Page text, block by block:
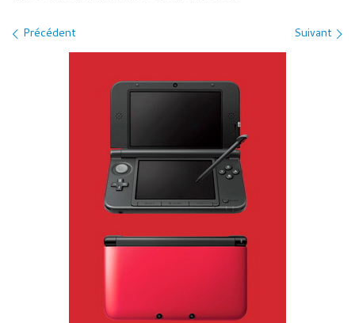
Navigation des images
Précédent Suivant